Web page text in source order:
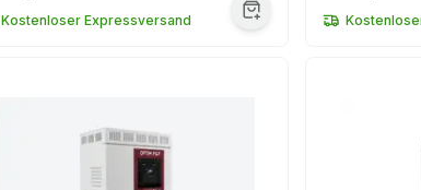
Kostenloser Expressversand